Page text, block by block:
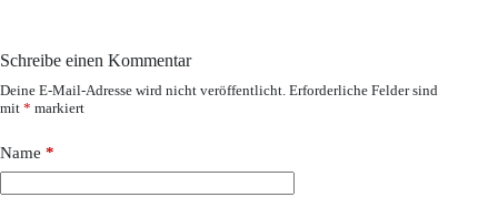
Schreibe einen Kommentar
Deine E-Mail-Adresse wird nicht veröffentlicht. Erforderliche Felder sind
mit * markiert
Name *